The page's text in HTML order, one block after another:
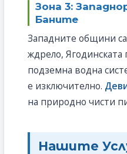
Зона 3:
Баните
Западните общини
ждрело, Ягодинската
подземна водна
е изключително.
на природно чисти
Нашите